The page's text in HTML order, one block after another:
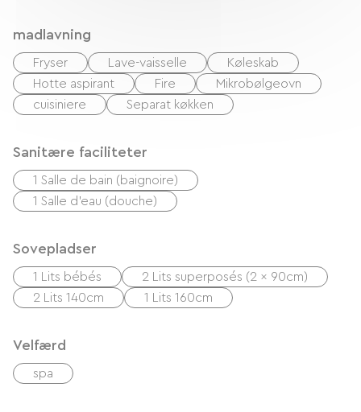
madlavning
Fryser Lave-vaisselle
Køleskab
Hotte aspirant
Fire
Mikrobølgeovn
cuisiniere
Separat køkken
Sanitære faciliteter
1 Salle de bain (baignoire)
1 Salle d'eau (douche)
Sovepladser
1 Lits bébés
2 Lits superposés (2 x 90cm)
2 Lits 140cm
1 Lits 160cm
Velfærd
spa